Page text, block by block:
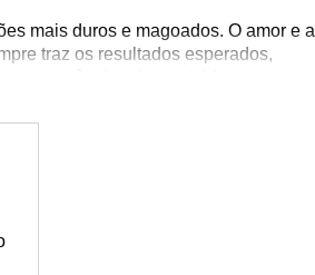
mais duros e magoados. O amor e a
traz os resultados esperados,
de ter vivido um amor
de como lidamos com ele.
Desvende a arte de sentir com
mais leveza e harmonia.